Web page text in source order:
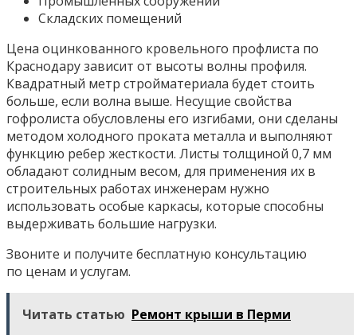
Складских помещений
Цена оцинкованного кровельного профлиста по
Краснодару зависит от высоты волны профиля.
Квадратный метр стройматериала будет стоить
больше, если волна выше. Несущие свойства
гофролиста обусловлены его изгибами, они сделаны
методом холодного проката металла и выполняют
функцию ребер жесткости. Листы толщиной 0,7 мм
обладают солидным весом, для применения их в
строительных работах инженерам нужно
использовать особые каркасы, которые способны
выдерживать большие нагрузки.
Звоните и получите бесплатную консультацию
по ценам и услугам.
Читать статью Ремонт крыши в Перми